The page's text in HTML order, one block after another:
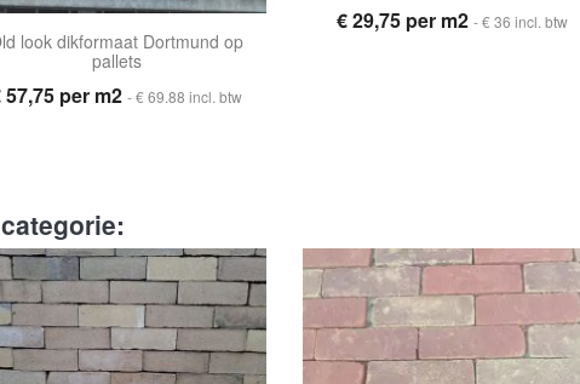
look dikformaat Dortmund op
pallets
57,75 per m2- € 69.88 incl. btw
€ 29,75 per m2- € 36 incl. btw